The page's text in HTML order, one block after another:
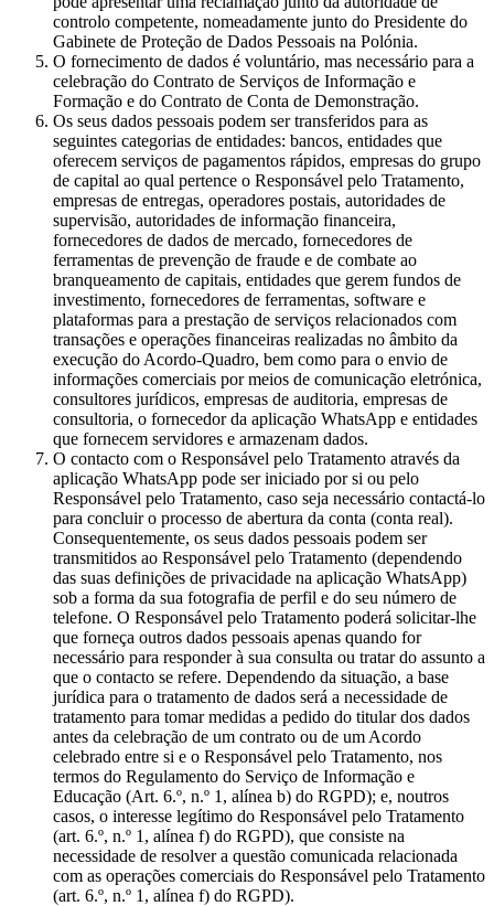
controlo competente, nomeadamente junto do Presidente do
Gabinete de Proteção de Dados Pessoais na Polónia.
O fornecimento de dados é voluntário, mas necessário para a
celebração do Contrato de Serviços de Informação e
Formação e do Contrato de Conta de Demonstração.
Os seus dados pessoais podem ser transferidos para as
seguintes categorias de entidades: bancos, entidades que
oferecem serviços de pagamentos rápidos, empresas do grupo
de capital ao qual pertence o Responsável pelo Tratamento,
empresas de entregas, operadores postais, autoridades de
supervisão, autoridades de informação financeira,
fornecedores de dados de mercado, fornecedores de
ferramentas de prevenção de fraude e de combate ao
branqueamento de capitais, entidades que gerem fundos de
investimento, fornecedores de ferramentas, software e
plataformas para a prestação de serviços relacionados com
transações e operações financeiras realizadas no âmbito da
execução do Acordo-Quadro, bem como para o envio de
informações comerciais por meios de comunicação eletrónica,
consultores jurídicos, empresas de auditoria, empresas de
consultoria, o fornecedor da aplicação WhatsApp e entidades
que fornecem servidores e armazenam dados.
O contacto com o Responsável pelo Tratamento através da
aplicação WhatsApp pode ser iniciado por si ou pelo
Responsável pelo Tratamento, caso seja necessário contactá-lo
para concluir o processo de abertura da conta (conta real).
Consequentemente, os seus dados pessoais podem ser
transmitidos ao Responsável pelo Tratamento (dependendo
das suas definições de privacidade na aplicação WhatsApp)
sob a forma da sua fotografia de perfil e do seu número de
telefone. O Responsável pelo Tratamento poderá solicitar-lhe
que forneça outros dados pessoais apenas quando for
necessário para responder à sua consulta ou tratar do assunto a
que o contacto se refere. Dependendo da situação, a base
jurídica para o tratamento de dados será a necessidade de
tratamento para tomar medidas a pedido do titular dos dados
antes da celebração de um contrato ou de um Acordo
celebrado entre si e o Responsável pelo Tratamento, nos
termos do Regulamento do Serviço de Informação e
Educação (Art. 6.º, n.º 1, alínea b) do RGPD); e, noutros
casos, o interesse legítimo do Responsável pelo Tratamento
(art. 6.º, n.º 1, alínea f) do RGPD), que consiste na
necessidade de resolver a questão comunicada relacionada
com as operações comerciais do Responsável pelo Tratamento
(art. 6.º, n.º 1, alínea f) do RGPD).